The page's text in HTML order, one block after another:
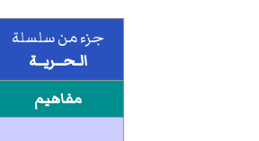
جزء من سلسلة
الـحــريــة
مفاهيم